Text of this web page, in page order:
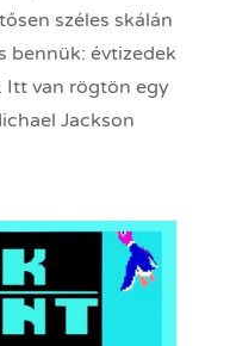
széles skálán
bennük: évtizedek
Itt van rögtön egy
Jackson